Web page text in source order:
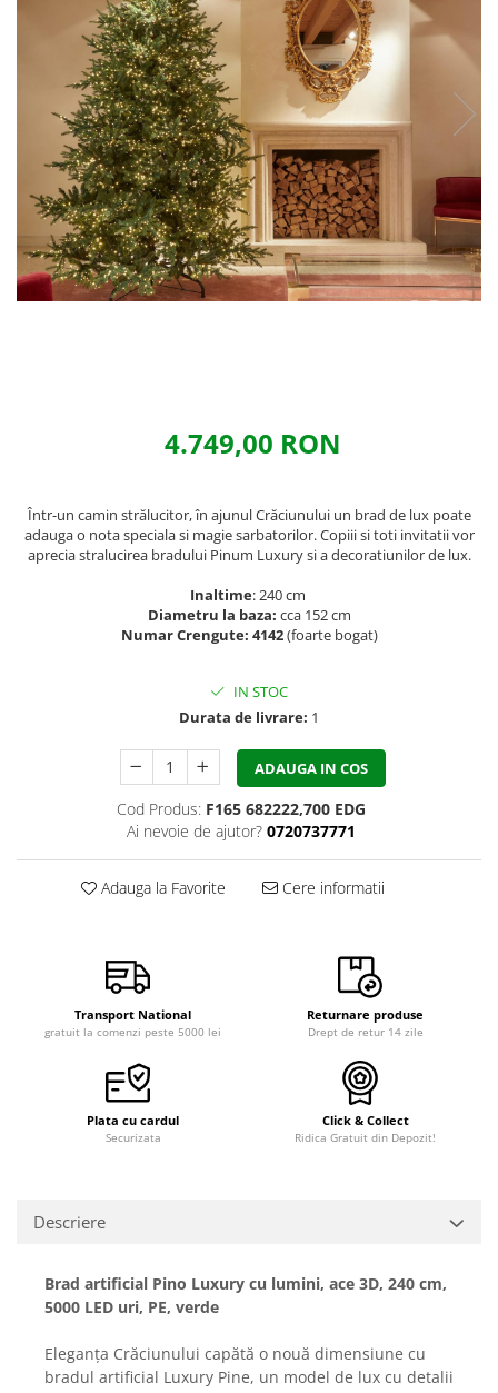
4.749,00 RON
Într-un camin strălucitor, în ajunul Crăciunului un brad de lux poate
adauga o nota speciala si magie sarbatorilor. Copiii si toti invitatii vor
aprecia stralucirea bradului Pinum Luxury si a decoratiunilor de lux.
Inaltime: 240 cm
Diametru la baza: cca 152 cm
Numar Crengute: 4142(foarte bogat)
IN STOC
Durata de livrare: 1
ADAUGA IN COS
Cod Produs: F165 682222,700 EDG
Ai nevoie de ajutor? 0720737771
Adauga la Favorite Cere informatii
Transport National
gratuit la comenzi peste 5000 lei
Returnare produse
Drept de retur 14 zile
Plata cu cardul
Securizata
Click & Collect
Ridica Gratuit din Depozit!
Descriere
Brad artificial Pino Luxury cu lumini, ace 3D, 240 cm,
5000 LED uri, PE, verde
Eleganța Crăciunului capătă o nouă dimensiune cu
bradul artificial Luxury Pine, un model de lux cu detalii